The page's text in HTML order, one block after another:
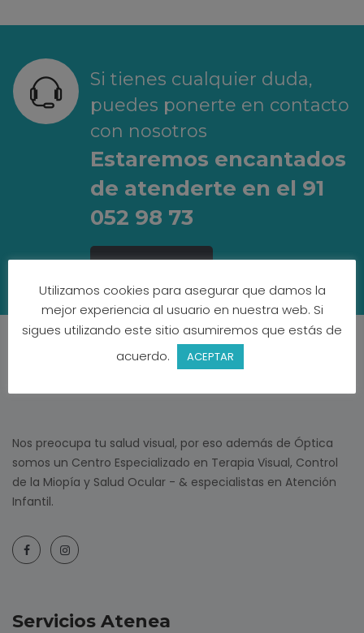
Si tienes cualquier duda,
puedes ponerte en contacto
con nosotros
Estaremos encantados
de atenderte en el 91
052 98 73
LLAMAR
Nos preocupa tu salud visual, por eso además de Óptica
somos un Centro Especializado en Terapia Visual, Control
de la Miopía y Salud Ocular - & especialistas en Atención
Infantil.
Servicios Atenea
Utilizamos cookies para asegurar que damos la
mejor experiencia al usuario en nuestra web. Si
sigues utilizando este sitio asumiremos que estás de
acuerdo.
ACEPTAR